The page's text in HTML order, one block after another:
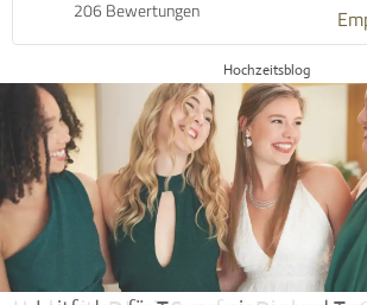
206 Bewertungen
Hochzeitsblog